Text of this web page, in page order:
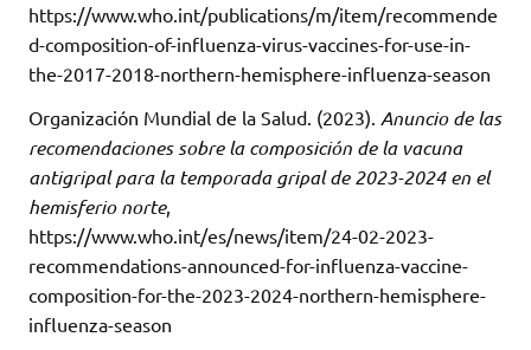
https://www.who.int/publications/m/item/recommende
d-composition-of-influenza-virus-vaccines-for-use-in-
the-2017-2018-northern-hemisphere-influenza-season
Organización Mundial de la Salud. (2023). Anuncio de las
recomendaciones sobre la composición de la vacuna
antigripal para la temporada gripal de 2023-2024 en el
hemisferio norte,
https://www.who.int/es/news/item/24-02-2023-
recommendations-announced-for-influenza-vaccine-
composition-for-the-2023-2024-northern-hemisphere-
influenza-season